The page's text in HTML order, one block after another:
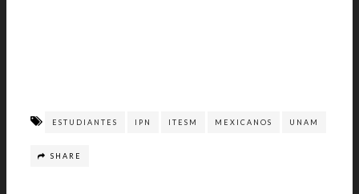
ESTUDIANTES IPN ITESM MEXICANOS UNAM
SHARE